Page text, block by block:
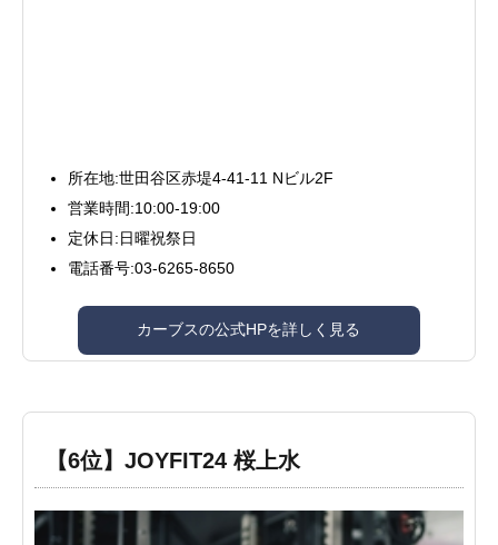
所在地:世田谷区赤堤4-41-11 Nビル2F
営業時間:10:00-19:00
定休日:日曜祝祭日
電話番号:03-6265-8650
カーブスの公式HPを詳しく見る
【6位】JOYFIT24 桜上水